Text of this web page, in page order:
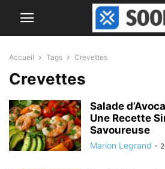
Accueil Tags Crevettes
Crevettes
Salade
Une Recette
Savoureuse
Marion Legrand -